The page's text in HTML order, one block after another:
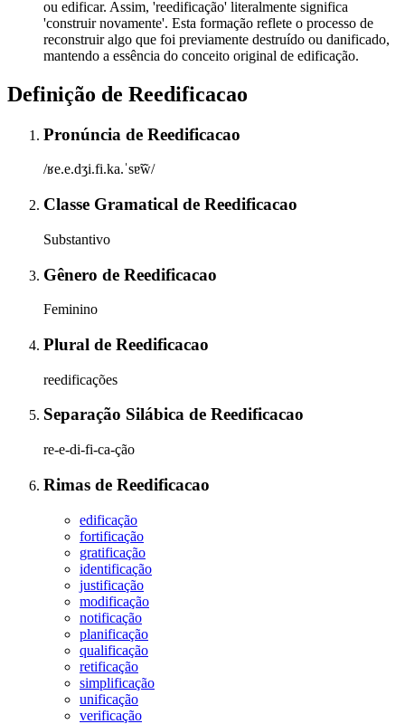
ou edificar. Assim, 'reedificação' literalmente significa
'construir novamente'. Esta formação reflete o processo de
reconstruir algo que foi previamente destruído ou danificado,
mantendo a essência do conceito original de edificação.
Definição de Reedificacao
Pronúncia de Reedificacao
/ʁe.e.dʒi.fi.ka.ˈsɐ̃w̃/
Classe Gramatical de Reedificacao
Substantivo
Gênero de Reedificacao
Feminino
Plural de Reedificacao
reedificações
Separação Silábica de Reedificacao
re-e-di-fi-ca-ção
Rimas de Reedificacao
edificação
fortificação
gratificação
identificação
justificação
modificação
notificação
planificação
qualificação
retificação
simplificação
unificação
verificação